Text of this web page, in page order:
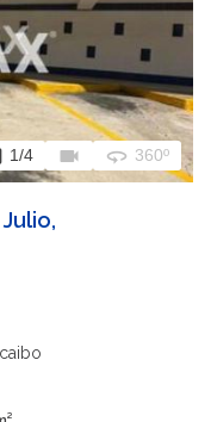
1/4 videocam 360 360º